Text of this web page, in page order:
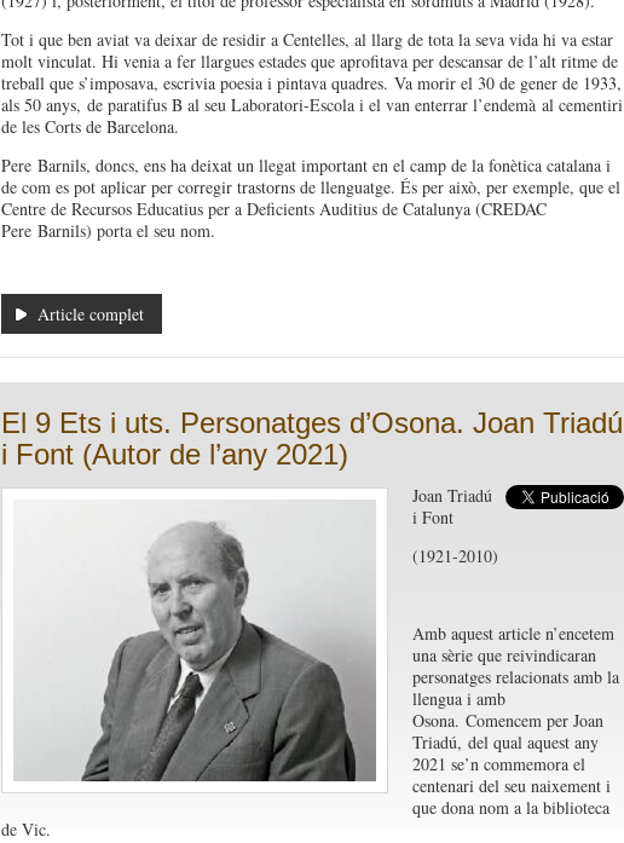
Tot i que ben aviat va deixar de residir a Centelles, al llarg de tota la seva vida hi va estar
molt vinculat. Hi venia a fer llargues estades que aprofitava per descansar de l’alt ritme de
treball que s’imposava, escrivia poesia i pintava quadres. Va morir el 30 de gener de 1933,
als 50 anys, de paratifus B al seu Laboratori-Escola i el van enterrar l’endemàal cementiri
de les Corts de Barcelona.
Pere Barnils, doncs, ens ha deixat un llegat important en el camp de la fonètica catalana i
de com es pot aplicar per corregir trastorns de llenguatge. És per això, per exemple, que el
Centre de Recursos Educatius per a Deficients Auditius de Catalunya (CREDAC
Pere Barnils) porta el seu nom.
Article complet
El 9 Ets i uts. Personatges d’Osona. Joan Triadú
i Font (Autor de l’any 2021)
Joan Triadú
i Font
(1921-2010)
Amb aquest article n’encetem
una sèrie que reivindicaran
personatges relacionats amb la
llengua i amb
Osona. Comencem per Joan
Triadú, del qual aquest any
2021 se’n commemora el
centenari del seu naixement i
que dona nom a la biblioteca
de Vic.